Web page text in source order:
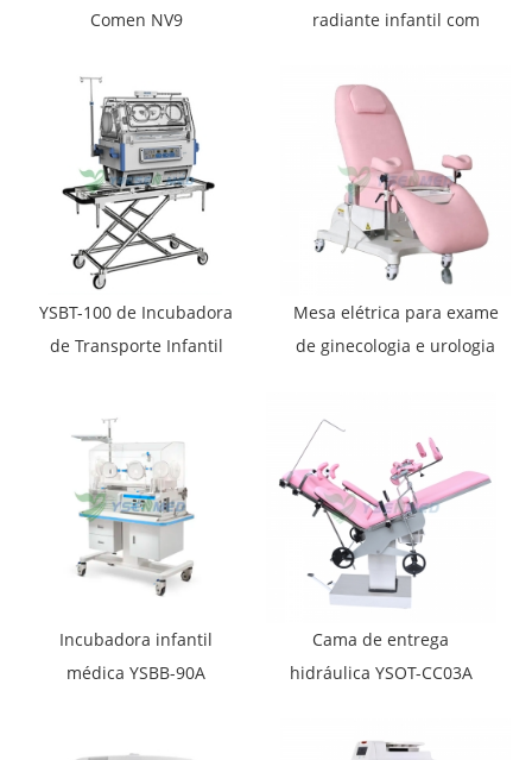
Comen NV9
radiante infantil com
YSBT-100 de Incubadora
de Transporte Infantil
Mesa elétrica para exame
de ginecologia e urologia
Incubadora infantil
médica YSBB-90A
Cama de entrega
hidráulica YSOT-CC03A